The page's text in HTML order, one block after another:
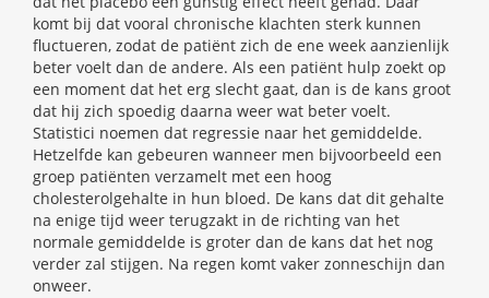
komt bij dat vooral chronische klachten sterk kunnen
fluctueren, zodat de patiënt zich de ene week aanzienlijk
beter voelt dan de andere. Als een patiënt hulp zoekt op
een moment dat het erg slecht gaat, dan is de kans groot
dat hij zich spoedig daarna weer wat beter voelt.
Statistici noemen dat regressie naar het gemiddelde.
Hetzelfde kan gebeuren wanneer men bijvoorbeeld een
groep patiënten verzamelt met een hoog
cholesterolgehalte in hun bloed. De kans dat dit gehalte
na enige tijd weer terugzakt in de richting van het
normale gemiddelde is groter dan de kans dat het nog
verder zal stijgen. Na regen komt vaker zonneschijn dan
onweer.